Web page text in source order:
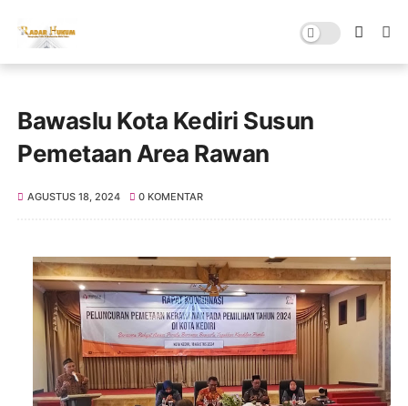
Bawaslu Kota Kediri Susun
Pemetaan Area Rawan
AGUSTUS 18, 2024 0 KOMENTAR